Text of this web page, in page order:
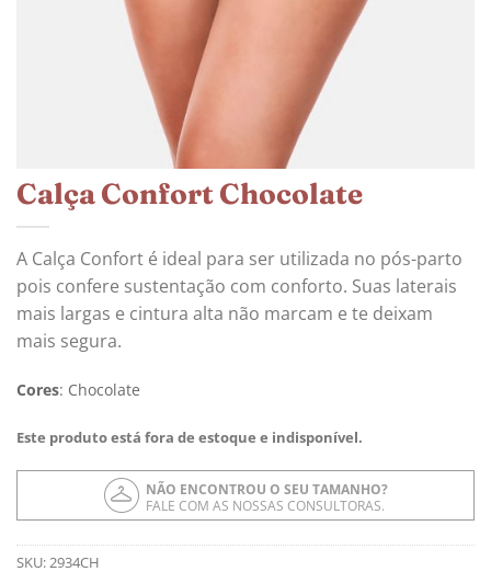
Calça Confort Chocolate
A Calça Confort é ideal para ser utilizada no pós-parto
pois confere sustentação com conforto. Suas laterais
mais largas e cintura alta não marcam e te deixam
mais segura.
Cores: Chocolate
Este produto está fora de estoque e indisponível.
NÃO ENCONTROU O SEU TAMANHO?
FALE COM AS NOSSAS CONSULTORAS.
SKU:2934CH